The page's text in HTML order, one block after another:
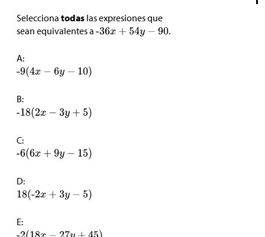
Selecciona todas las expresiones que
sean equivalentes a
.
A:
B:
C:
D:
E: